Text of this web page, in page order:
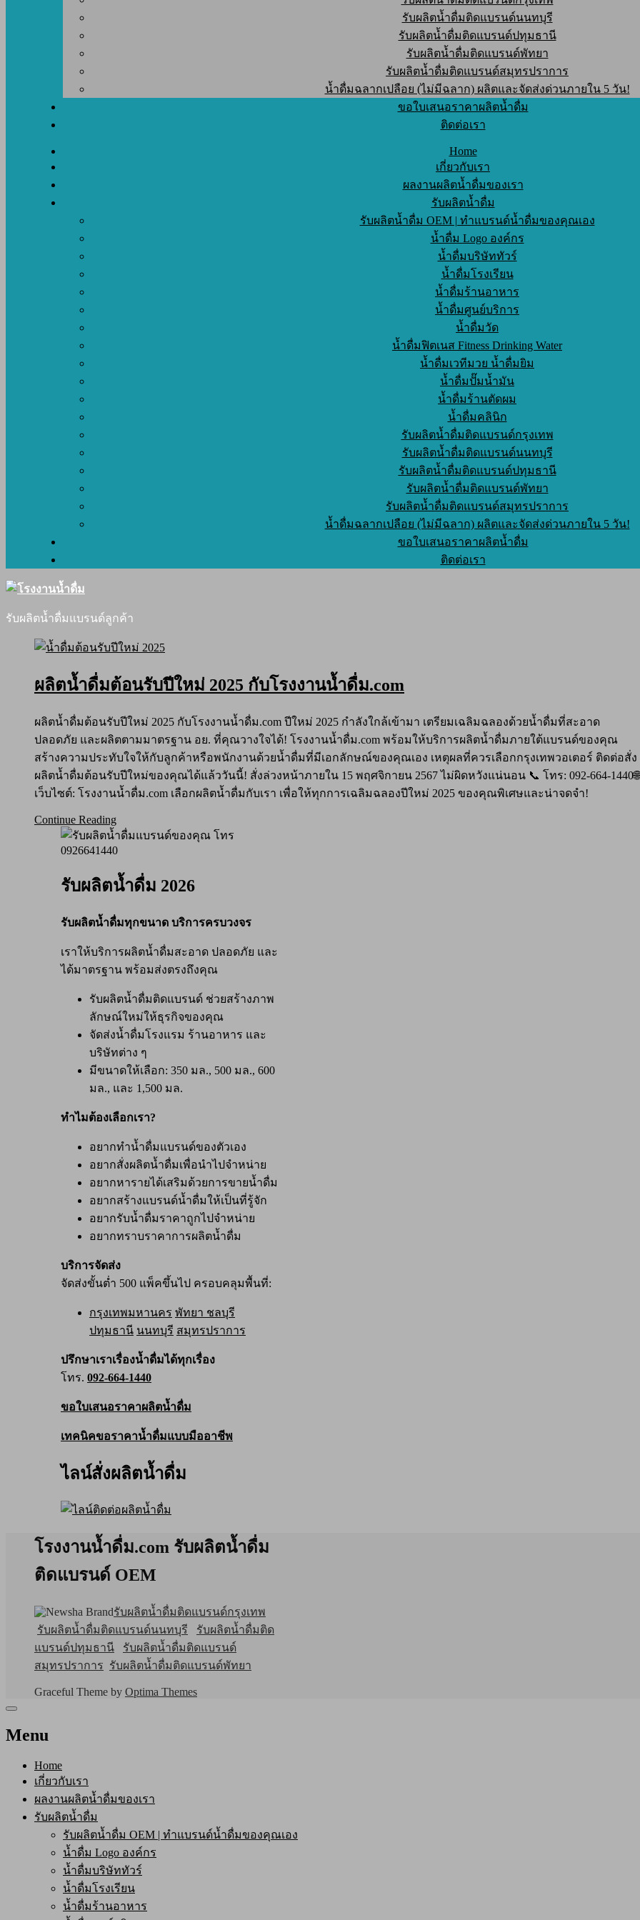
รับผลิตน้ำดื่มติดแบรนด์นนทบุรี
รับผลิตน้ำดื่มติดแบรนด์ปทุมธานี
รับผลิตน้ำดื่มติดแบรนด์พัทยา
รับผลิตน้ำดื่มติดแบรนด์สมุทรปราการ
น้ำดื่มฉลากเปลือย (ไม่มีฉลาก) ผลิตและจัดส่งด่วนภายใน 5 วัน!
ขอใบเสนอราคาผลิตน้ำดื่ม
ติดต่อเรา
Home
เกี่ยวกับเรา
ผลงานผลิตน้ำดื่มของเรา
รับผลิตน้ำดื่ม
รับผลิตน้ำดื่ม OEM | ทำแบรนด์น้ำดื่มของคุณเอง
น้ำดื่ม Logo องค์กร
น้ำดื่มบริษัททัวร์
น้ำดื่มโรงเรียน
น้ำดื่มร้านอาหาร
น้ำดื่มศูนย์บริการ
น้ำดื่มวัด
น้ำดื่มฟิตเนส Fitness Drinking Water
น้ำดื่มเวทีมวย น้ำดื่มยิม
น้ำดื่มปั๊มน้ำมัน
น้ำดื่มร้านตัดผม
น้ำดื่มคลินิก
รับผลิตน้ำดื่มติดแบรนด์กรุงเทพ
รับผลิตน้ำดื่มติดแบรนด์นนทบุรี
รับผลิตน้ำดื่มติดแบรนด์ปทุมธานี
รับผลิตน้ำดื่มติดแบรนด์พัทยา
รับผลิตน้ำดื่มติดแบรนด์สมุทรปราการ
น้ำดื่มฉลากเปลือย (ไม่มีฉลาก) ผลิตและจัดส่งด่วนภายใน 5 วัน!
ขอใบเสนอราคาผลิตน้ำดื่ม
ติดต่อเรา
รับผลิตน้ำดื่มแบรนด์ลูกค้า
ผลิตน้ำดื่มต้อนรับปีใหม่ 2025 กับโรงงานน้ำดื่ม.com
ผลิตน้ำดื่มต้อนรับปีใหม่ 2025 กับโรงงานน้ำดื่ม.com ปีใหม่ 2025 กำลังใกล้เข้ามา เตรียมเฉลิมฉลองด้วยน้ำดื่มที่สะอาด
ปลอดภัย และผลิตตามมาตรฐาน อย. ที่คุณวางใจได้! โรงงานน้ำดื่ม.com พร้อมให้บริการผลิตน้ำดื่มภายใต้แบรนด์ของคุณ
สร้างความประทับใจให้กับลูกค้าหรือพนักงานด้วยน้ำดื่มที่มีเอกลักษณ์ของคุณเอง เหตุผลที่ควรเลือกกรุงเทพวอเตอร์ ติดต่อสั่ง
ผลิตน้ำดื่มต้อนรับปีใหม่ของคุณได้แล้ววันนี้! สั่งล่วงหน้าภายใน 15 พฤศจิกายน 2567 ไม่ผิดหวังแน่นอน 📞 โทร: 092-664-1440🌐
เว็บไซต์: โรงงานน้ำดื่ม.com เลือกผลิตน้ำดื่มกับเรา เพื่อให้ทุกการเฉลิมฉลองปีใหม่ 2025 ของคุณพิเศษและน่าจดจำ!
Continue Reading
รับผลิตน้ำดื่ม 2026
รับผลิตน้ำดื่มทุกขนาด บริการครบวงจร
เราให้บริการผลิตน้ำดื่มสะอาด ปลอดภัย และ
ได้มาตรฐาน พร้อมส่งตรงถึงคุณ
รับผลิตน้ำดื่มติดแบรนด์ ช่วยสร้างภาพ
ลักษณ์ใหม่ให้ธุรกิจของคุณ
จัดส่งน้ำดื่มโรงแรม ร้านอาหาร และ
บริษัทต่าง ๆ
มีขนาดให้เลือก: 350 มล., 500 มล., 600
มล., และ 1,500 มล.
ทำไมต้องเลือกเรา?
อยากทำน้ำดื่มแบรนด์ของตัวเอง
อยากสั่งผลิตน้ำดื่มเพื่อนำไปจำหน่าย
อยากหารายได้เสริมด้วยการขายน้ำดื่ม
อยากสร้างแบรนด์น้ำดื่มให้เป็นที่รู้จัก
อยากรับน้ำดื่มราคาถูกไปจำหน่าย
อยากทราบราคาการผลิตน้ำดื่ม
บริการจัดส่ง
จัดส่งขั้นต่ำ 500 แพ็คขึ้นไป ครอบคลุมพื้นที่:
กรุงเทพมหานคร พัทยา ชลบุรี
ปทุมธานี นนทบุรี สมุทรปราการ
ปรึกษาเราเรื่องน้ำดื่มได้ทุกเรื่อง
โทร. 092-664-1440
ขอใบเสนอราคาผลิตน้ำดื่ม
เทคนิคขอราคาน้ำดื่มแบบมืออาชีพ
ไลน์สั่งผลิตน้ำดื่ม
โรงงานน้ำดื่ม.com รับผลิตน้ำดื่ม
ติดแบรนด์ OEM
รับผลิตน้ำดื่มติดแบรนด์กรุงเทพ
รับผลิตน้ำดื่มติดแบรนด์นนทบุรี
รับผลิตน้ำดื่มติด
แบรนด์ปทุมธานี
รับผลิตน้ำดื่มติดแบรนด์
สมุทรปราการ รับผลิตน้ำดื่มติดแบรนด์พัทยา
Graceful Theme by Optima Themes
Menu
Home
เกี่ยวกับเรา
ผลงานผลิตน้ำดื่มของเรา
รับผลิตน้ำดื่ม
รับผลิตน้ำดื่ม OEM | ทำแบรนด์น้ำดื่มของคุณเอง
น้ำดื่ม Logo องค์กร
น้ำดื่มบริษัททัวร์
น้ำดื่มโรงเรียน
น้ำดื่มร้านอาหาร